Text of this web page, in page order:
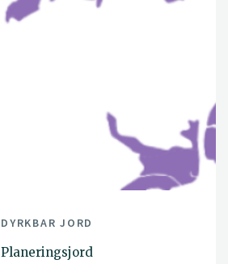
DYRKBAR JORD
Planeringsjord